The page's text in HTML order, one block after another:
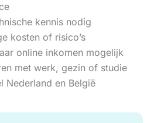
kennis nodig
kosten of risico’s
online inkomen mogelijk
met werk, gezin of studie
Nederland en België